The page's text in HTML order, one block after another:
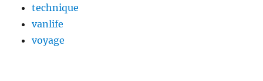
technique
vanlife
voyage